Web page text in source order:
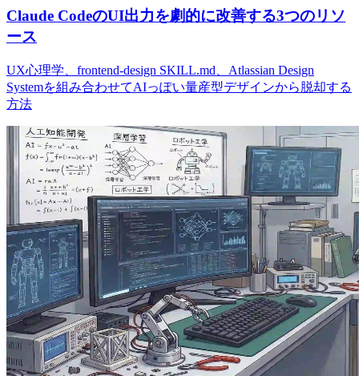
Claude CodeのUI出力を劇的に改善する3つのリソ
ース
UX心理学、frontend-design SKILL.md、Atlassian Design
Systemを組み合わせてAIっぽい量産型デザインから脱却する
方法